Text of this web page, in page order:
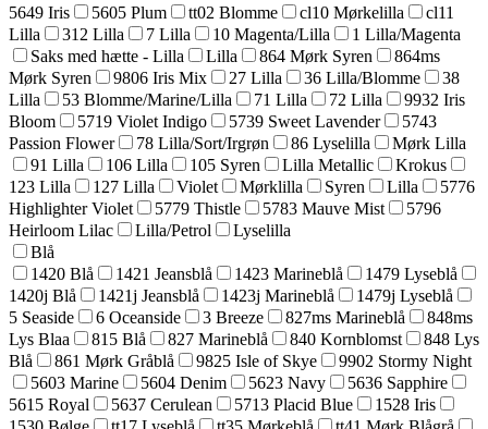
5649 Iris
5605 Plum tt02 Blomme cl10 Mørkelilla
cl11
Lilla
312 Lilla 7 Lilla 10 Magenta/Lilla
1 Lilla/Magenta
Saks med hætte - Lilla
Lilla 864 Mørk Syren
864ms
Mørk Syren
9806 Iris Mix 27 Lilla 36 Lilla/Blomme
38
Lilla
53 Blomme/Marine/Lilla 71 Lilla 72 Lilla
9932 Iris
Bloom
5719 Violet Indigo 5739 Sweet Lavender
5743
Passion Flower
78 Lilla/Sort/Irgrøn 86 Lyselilla
Mørk Lilla
91 Lilla
106 Lilla 105 Syren Lilla Metallic
Krokus
123 Lilla
127 Lilla Violet Mørklilla Syren Lilla
5776
Highlighter Violet
5779 Thistle 5783 Mauve Mist
5796
Heirloom Lilac
Lilla/Petrol
Lyselilla
Blå
1420 Blå
1421 Jeansblå 1423 Marineblå
1479 Lyseblå
1420j Blå
1421j Jeansblå 1423j Marineblå
1479j Lyseblå
5 Seaside
6 Oceanside 3 Breeze 827ms Marineblå
848ms
Lys Blaa
815 Blå 827 Marineblå 840 Kornblomst
848 Lys
Blå
861 Mørk Gråblå 9825 Isle of Skye
9902 Stormy Night
5603 Marine
5604 Denim 5623 Navy
5636 Sapphire
5615 Royal
5637 Cerulean 5713 Placid Blue
1528 Iris